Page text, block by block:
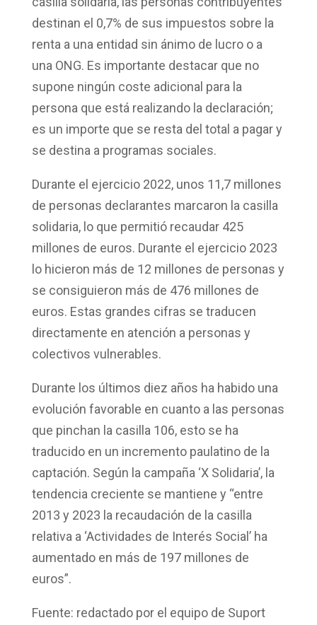
destinan el 0,7% de sus impuestos sobre la
renta a una entidad sin ánimo de lucro o a
una ONG. Es importante destacar que no
supone ningún coste adicional para la
persona que está realizando la declaración;
es un importe que se resta del total a pagar y
se destina a programas sociales.
Durante el ejercicio 2022, unos 11,7 millones
de personas declarantes marcaron la casilla
solidaria, lo que permitió recaudar 425
millones de euros. Durante el ejercicio 2023
lo hicieron más de 12 millones de personas y
se consiguieron más de 476 millones de
euros. Estas grandes cifras se traducen
directamente en atención a personas y
colectivos vulnerables.
Durante los últimos diez años ha habido una
evolución favorable en cuanto a las personas
que pinchan la casilla 106, esto se ha
traducido en un incremento paulatino de la
captación. Según la campaña ‘X Solidaria’, la
tendencia creciente se mantiene y “entre
2013 y 2023 la recaudación de la casilla
relativa a ‘Actividades de Interés Social’ ha
aumentado en más de 197 millones de
euros”.
Fuente: redactado por el equipo de Suport